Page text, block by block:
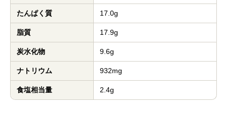
たんぱく質 17.0g
脂質 17.9g
炭水化物 9.6g
ナトリウム 932mg
食塩相当量 2.4g